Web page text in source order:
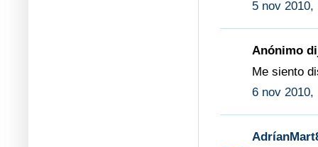
5 nov 2010,
Anónimo
Me siento
6 nov 2010,